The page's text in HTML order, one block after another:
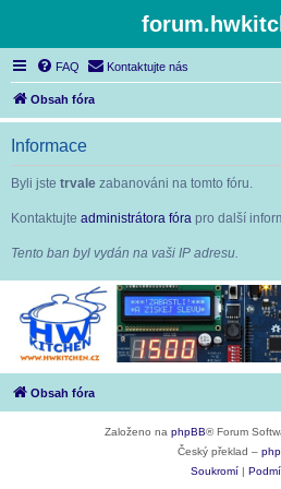
FAQ Kontaktujte nás
Obsah fóra
Informace
Byli jste trvale zabanováni na tomto fóru.
Kontaktujte administrátora fóra pro další
Tento ban byl vydán na vaši IP adresu.
Obsah fóra
Založeno na phpBB® Forum
Český překlad –
Soukromí